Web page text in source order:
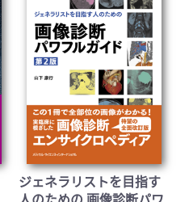
ジェネラリストを目指す